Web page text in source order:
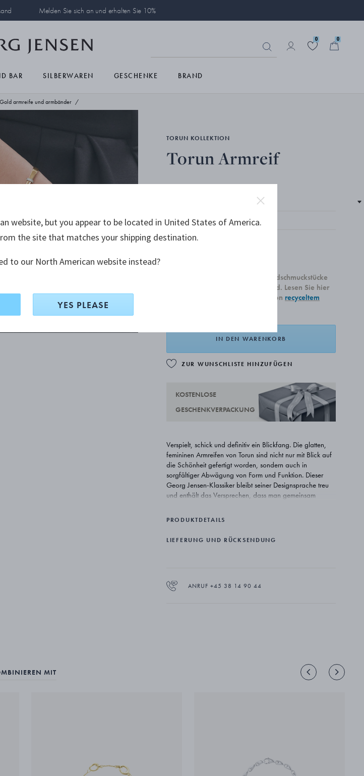
Melden Sie sich an und erhalten Sie 10%
0 0
BAR SILBERWAREN GESCHENKE BRAND
Gold armreife und armbänder
TORUN KOLLEKTION
Torun Armreif
Alle unsere neu produzierten Goldschmuckstücke
sind aus recyceltem 18 Karat Gold. Lesen Sie hier
mehr über unsere Verwendung von recyceltem
IN DEN WARENKORB
ZUR WUNSCHLISTE HINZUFÜGEN
KOSTENLOSE
GESCHENKVERPACKUNG
Verspielt, schick und definitiv ein Blickfang. Die glatten,
femininen Armreifen von Torun sind nicht nur mit Blick auf
die Schönheit gefertigt worden, sondern auch in
sorgfältiger Abwägung von Form und Funktion. Dieser
Georg Jensen-Klassiker bleibt seiner Designsprache treu
und enthält das Versprechen, dass man gemeinsam
PRODUKTDETAILS
LIEFERUNG UND RÜCKSENDUNG
ANRUF +45 38 14 90 44
MIT
website, but you appear to be located in United States of America.
the site that matches your shipping destination.
to our North American website instead?
YES PLEASE